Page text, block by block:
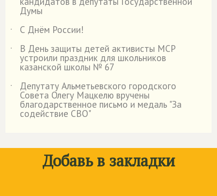
Думы
˙
С Днём России!
˙
В День защиты детей активисты МСР
устроили праздник для школьников
казанской школы № 67
˙
Депутату Альметьевского городского
Совета Олегу Мацкелю вручены
благодарственное письмо и медаль "За
содействие СВО"
Добавь в закладки